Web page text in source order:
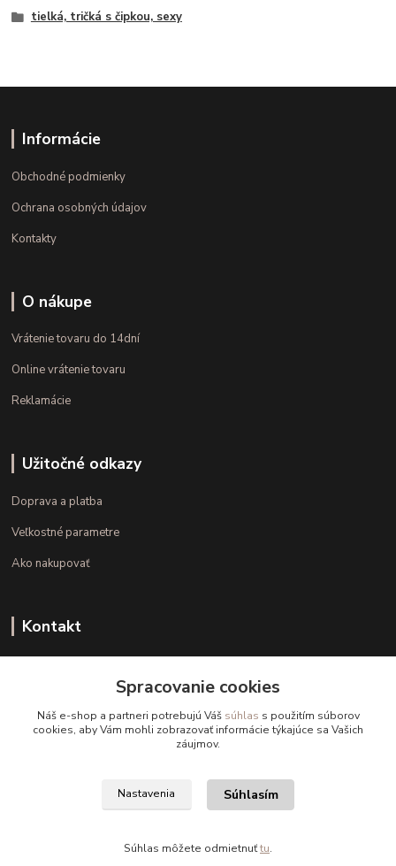
tielká, tričká s čipkou, sexy
Informácie
Obchodné podmienky
Ochrana osobných údajov
Kontakty
O nákupe
Vrátenie tovaru do 14dní
Online vrátenie tovaru
Reklamácie
Užitočné odkazy
Doprava a platba
Veľkostné parametre
Ako nakupovať
Kontakt
(Po.-Pi. 10.00 - 15.00)
info@kvalitnaBielizen.sk
Copyright © kvalitnabielizen.sk
Spracovanie cookies
Náš e-shop a partneri potrebujú Váš súhlas s použitím súborov
cookies, aby Vám mohli zobrazovať informácie týkajúce sa Vašich
záujmov.
Nastavenia Súhlasím
Súhlas môžete odmietnuťtu.